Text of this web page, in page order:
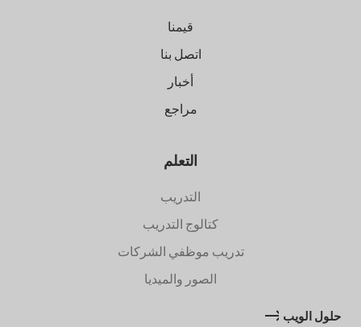
قيمنا
اتصل بنا
أخبار
مراجع
التعلم
التدريب
كتالوج التدريب
تدريب موظفي الشركات
الصور والميديا
حلول الويب